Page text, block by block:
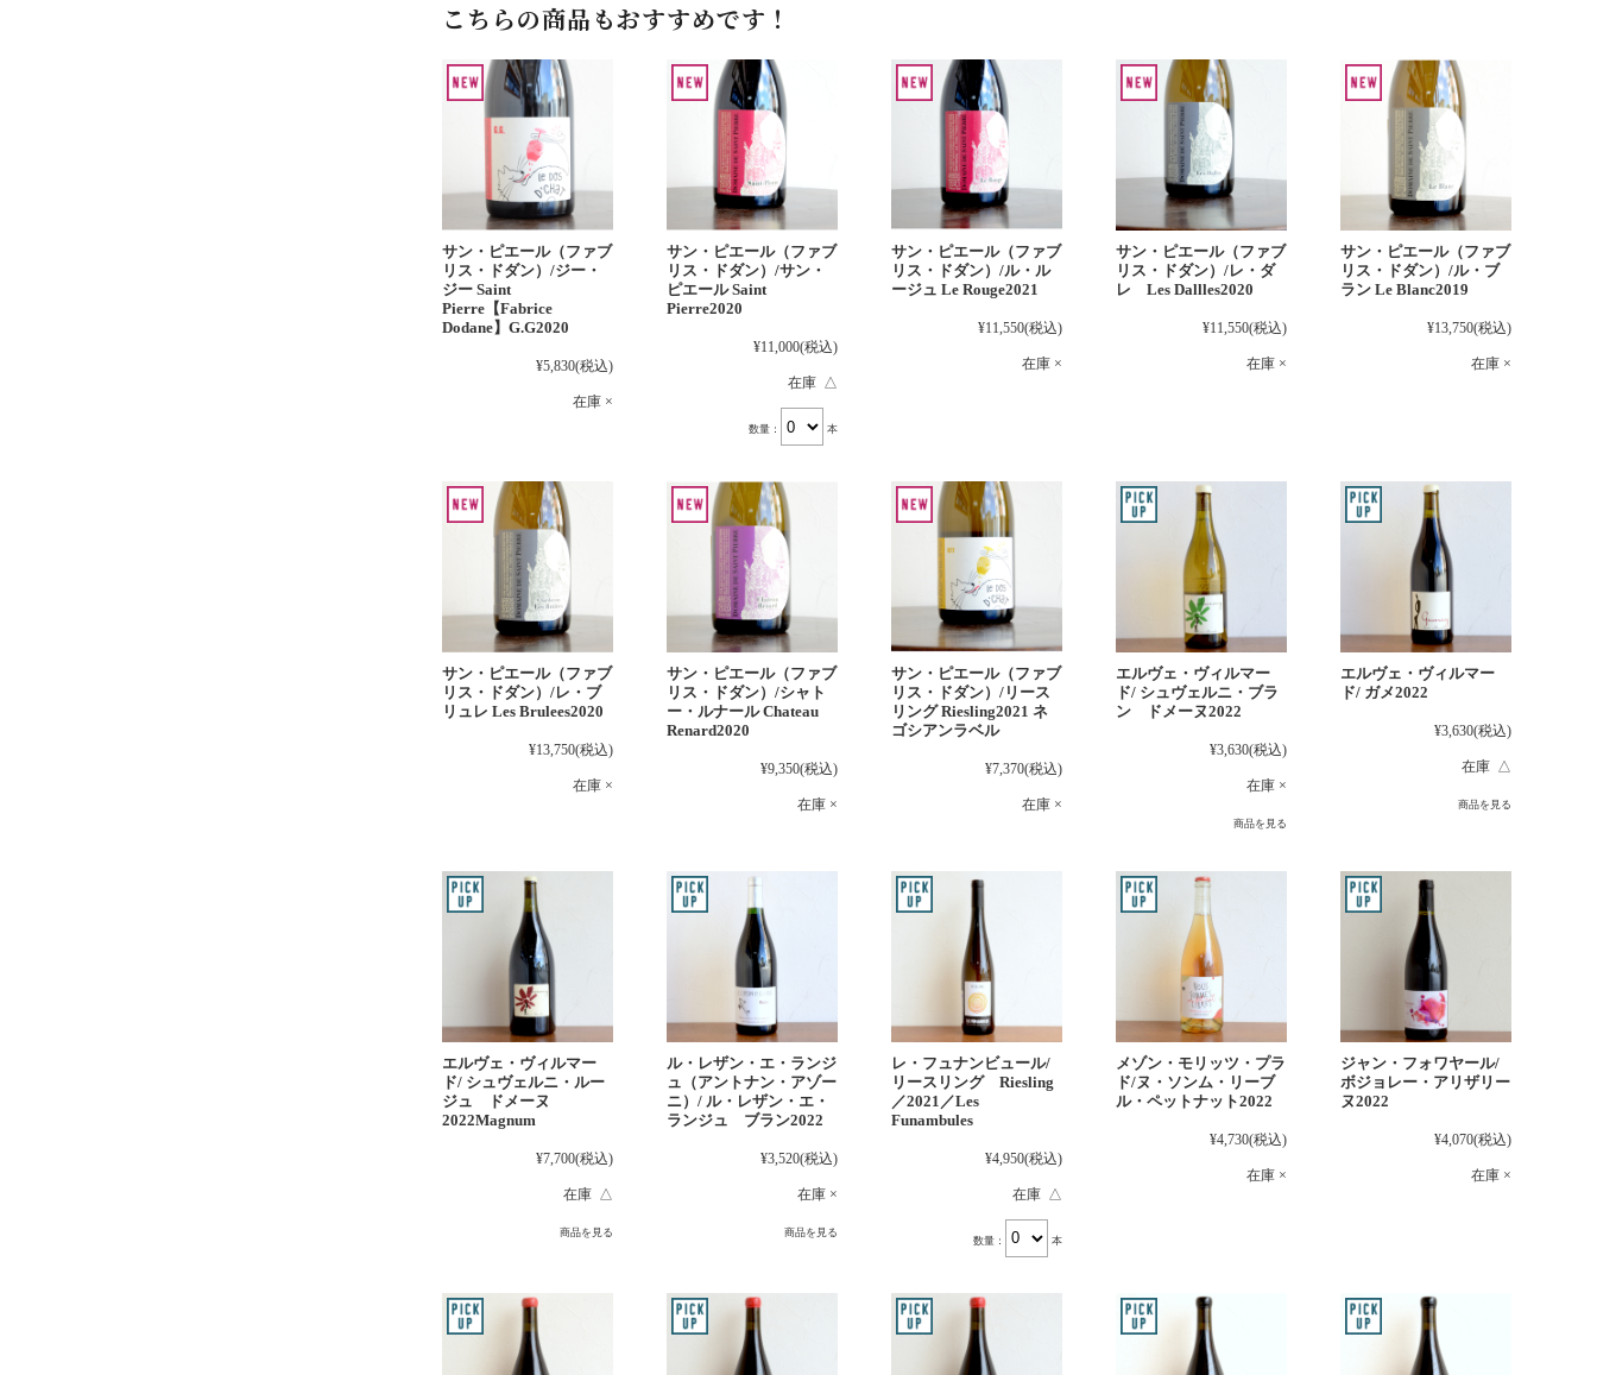
こちらの商品もおすすめです！
サン・ピエール（ファブ
リス・ドダン）/ジー・
ジー Saint
Pierre【Fabrice
Dodane】G.G2020
¥5,830(税込)
在庫 ×
サン・ピエール（ファブ
リス・ドダン）/サン・
ピエール Saint
Pierre2020
¥11,000(税込)
在庫 △
数量： 本
サン・ピエール（ファブ
リス・ドダン）/ル・ル
ージュ Le Rouge2021
¥11,550(税込)
在庫 ×
サン・ピエール（ファブ
リス・ドダン）/レ・ダ
レ Les Dallles2020
¥11,550(税込)
在庫 ×
サン・ピエール（ファブ
リス・ドダン）/ル・ブ
ラン Le Blanc2019
¥13,750(税込)
在庫 ×
サン・ピエール（ファブ
リス・ドダン）/レ・ブ
リュレ Les Brulees2020
¥13,750(税込)
在庫 ×
サン・ピエール（ファブ
リス・ドダン）/シャト
ー・ルナール Chateau
Renard2020
¥9,350(税込)
在庫 ×
サン・ピエール（ファブ
リス・ドダン）/リース
リング Riesling2021 ネ
ゴシアンラベル
¥7,370(税込)
在庫 ×
エルヴェ・ヴィルマー
ド/ シュヴェルニ・ブラ
ン ドメーヌ2022
¥3,630(税込)
在庫 ×
商品を見る
エルヴェ・ヴィルマー
ド/ ガメ2022
¥3,630(税込)
在庫 △
商品を見る
エルヴェ・ヴィルマー
ド/ シュヴェルニ・ルー
ジュ ドメーヌ
2022Magnum
¥7,700(税込)
在庫 △
商品を見る
ル・レザン・エ・ランジ
ュ（アントナン・アゾー
ニ）/ ル・レザン・エ・
ランジュ ブラン2022
¥3,520(税込)
在庫 ×
商品を見る
レ・フュナンビュール/
リースリング Riesling
／2021／Les
Funambules
¥4,950(税込)
在庫 △
数量： 本
メゾン・モリッツ・プラ
ド/ヌ・ソンム・リーブ
ル・ペットナット2022
¥4,730(税込)
在庫 ×
ジャン・フォワヤール/
ボジョレー・アリザリー
ヌ2022
¥4,070(税込)
在庫 ×